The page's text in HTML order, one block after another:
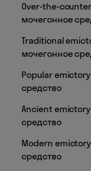
Over-the-
мочегонное
Traditional
мочегонное
Popular
средство
Ancient
средство
Modern
средство